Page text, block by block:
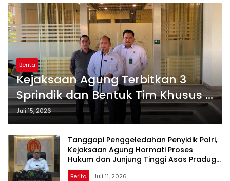
Berita
Kejaksaan Agung Terbitkan 3
Sprindik dan Bentuk Tim Khusus 9
Penyidik Tangani Perkara
Penyerahan Kortas Tipikor Polri
Juli 15, 2026
Tanggapi Penggeledahan Penyidik Polri,
Kejaksaan Agung Hormati Proses
Hukum dan Junjung Tinggi Asas Praduga
Tak Bersalah
Berita Juli 11, 2026